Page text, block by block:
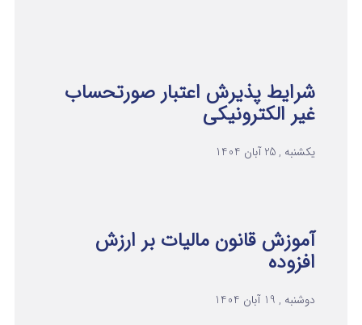
شرایط پذیرش اعتبار صورتحساب
غیر الکترونیکی
یکشنبه , 25 آبان 1404
آموزش قانون مالیات بر ارزش
افزوده
دوشنبه , 19 آبان 1404